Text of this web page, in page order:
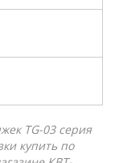
TG-03 серия
купить по